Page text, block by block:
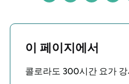
이 페이지에서
콜로라도 300시간 요가